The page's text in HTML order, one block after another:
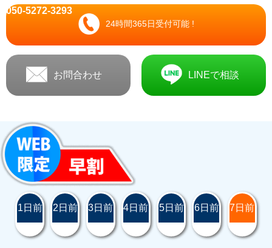
24時間365日受付可能 !
050-5272-3293
お問合わせ LINEで相談
1日前 2日前 3日前 4日前 5日前 6日前 7日前